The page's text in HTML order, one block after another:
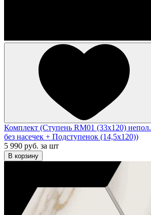
Комплект (Ступень RM01 (33x120)
без насечек + Подступенок (14,5x120))
5 990 руб. за шт
В корзину